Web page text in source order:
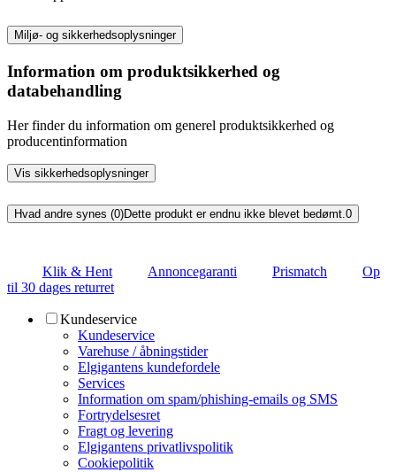
Miljø- og sikkerhedsoplysninger
Information om produktsikkerhed og
databehandling
Her finder du information om generel produktsikkerhed og
producentinformation
Vis sikkerhedsoplysninger
Hvad andre synes (0)Dette produkt er endnu ikke blevet bedømt.0
Klik & Hent Annoncegaranti Prismatch
Op
til 30 dages returret
Kundeservice
Kundeservice
Varehuse / åbningstider
Elgigantens kundefordele
Services
Information om spam/phishing-emails og SMS
Fortrydelsesret
Fragt og levering
Elgigantens privatlivspolitik
Cookiepolitik